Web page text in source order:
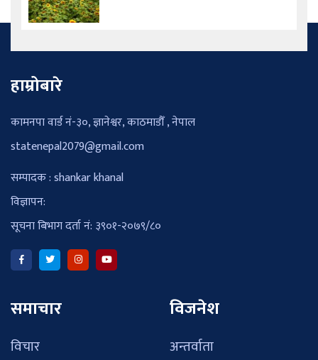
हाम्रोबारे
कामनपा वार्ड नं-३०, ज्ञानेश्वर, काठमाडौँ , नेपाल
statenepal2079@gmail.com
सम्पादक : shankar khanal
विज्ञापन:
सूचना बिभाग दर्ता नं: ३९०१-२०७९/८०
समाचार
विचार
विजनेश
अन्तर्वाता